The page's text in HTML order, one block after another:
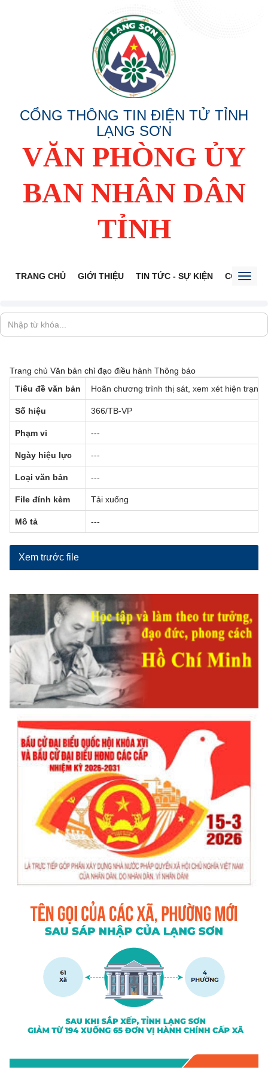
CỔNG THÔNG TIN ĐIỆN TỬ TỈNH
LẠNG SƠN
VĂN PHÒNG ỦY
BAN NHÂN DÂN
TỈNH
TRANG CHỦ GIỚI THIỆU TIN TỨC - SỰ KIỆN CỔNG
Trang chủ Văn bản chỉ đạo điều hành Thông báo
Tiêu đề văn bản
Hoãn chương trình thị sát, xem xét hiện
Số hiệu 366/TB-VP
Phạm vi ---
Ngày hiệu lực ---
Loại văn bản ---
File đính kèm Tải xuống
Mô tả ---
Xem trước file